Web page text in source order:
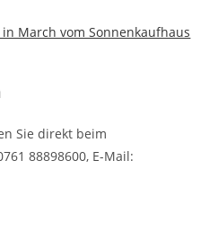
March vom Sonnenkaufhaus
Sie direkt beim
88898600, E-Mail: